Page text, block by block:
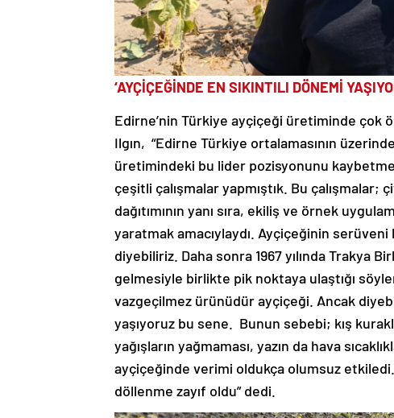
‘AYÇİÇEĞİNDE EN SIKINTILI DÖNEMİ
Edirne’nin Türkiye ayçiçeği üretiminde çok
Ilgın, “Edirne Türkiye ortalamasının
üretimindeki bu lider pozisyonunu
çeşitli çalışmalar yapmıştık. Bu
dağıtımının yanı sıra, ekiliş ve örnek
yaratmak amacıylaydı. Ayçiçeğinin serüveni
diyebiliriz. Daha sonra 1967 yılında Trakya
gelmesiyle birlikte pik noktaya ulaştığı
vazgeçilmez ürünüdür ayçiçeği. Ancak
yaşıyoruz bu sene. Bunun sebebi; kış
yağışların yağmaması, yazın da hava
ayçiçeğinde verimi oldukça olumsuz
döllenme zayıf oldu” dedi.